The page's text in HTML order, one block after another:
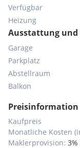
Verfügbar
Heizung
Ausstattung und
Garage
Parkplatz
Abstellraum
Balkon
Preisinformation
Kaufpreis
Monatliche Kosten
Maklerprovision: